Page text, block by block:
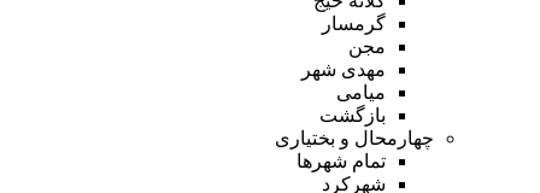
گرمسار
مجن
مهدی شهر
میامی
بازگشت
چهارمحال و بختیاری
تمام شهر‌ها
شهرکرد